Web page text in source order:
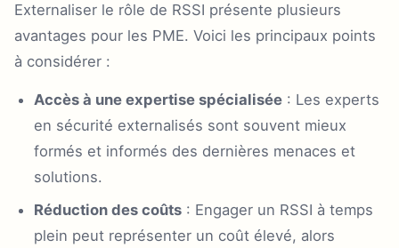
Externaliser le rôle de RSSI présente plusieurs
avantages pour les PME. Voici les principaux points
à considérer :
Accès à une expertise spécialisée : Les experts
en sécurité externalisés sont souvent mieux
formés et informés des dernières menaces et
solutions.
Réduction des coûts : Engager un RSSI à temps
plein peut représenter un coût élevé, alors